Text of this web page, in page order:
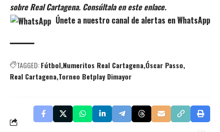
sobre Real Cartagena. Consúltala en este enlace.
Únete a nuestro canal de alertas en WhatsApp
TAGGED:Fútbol Numeritos Real Cartagena Óscar Passo
Real Cartagena Torneo Betplay Dimayor